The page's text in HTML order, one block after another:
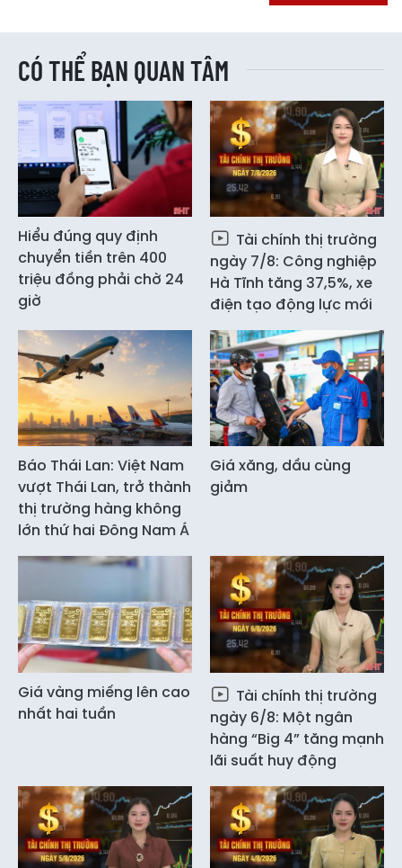
CÓ THỂ BẠN QUAN TÂM
Hiểu đúng quy định
chuyển tiền trên 400
triệu đồng phải chờ 24
giờ
Tài chính thị trường
ngày 7/8: Công nghiệp
Hà Tĩnh tăng 37,5%, xe
điện tạo động lực mới
Báo Thái Lan: Việt Nam
vượt Thái Lan, trở thành
thị trường hàng không
lớn thứ hai Đông Nam Á
Giá xăng, dầu cùng
giảm
Giá vàng miếng lên cao
nhất hai tuần
Tài chính thị trường
ngày 6/8: Một ngân
hàng “Big 4” tăng mạnh
lãi suất huy động